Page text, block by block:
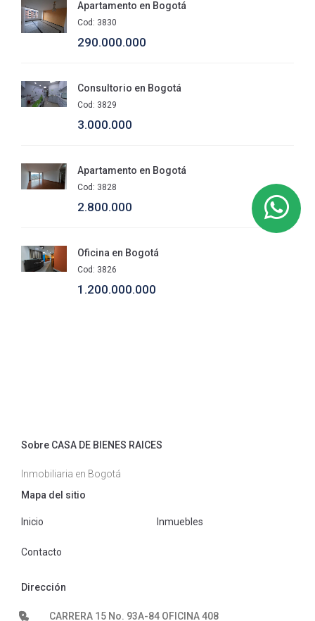
Apartamento en Bogotá
Cod: 3830
290.000.000
Consultorio en Bogotá
Cod: 3829
3.000.000
Apartamento en Bogotá
Cod: 3828
2.800.000
Oficina en Bogotá
Cod: 3826
1.200.000.000
Sobre CASA DE BIENES RAICES
Inmobiliaria en Bogotá
Mapa del sitio
Inicio Inmuebles
Contacto
Dirección
CARRERA 15 No. 93A-84 OFICINA 408